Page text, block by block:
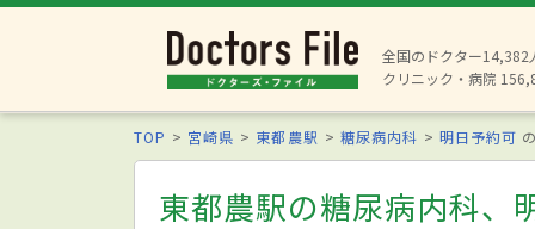
全国のドクター14,382
クリニック・病院
TOP 宮崎県 東都農駅 糖尿病内科 明日予約可
東都農駅の糖尿病内科、